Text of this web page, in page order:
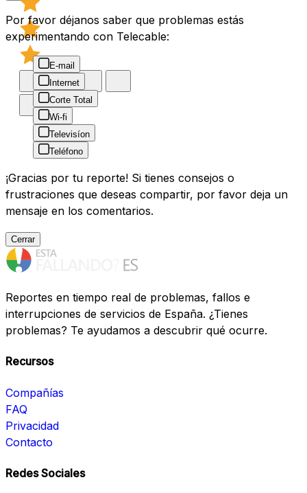
Por favor déjanos saber que problemas estás
experimentando con Telecable:
E-mail
Internet
Corte Total
Wi-fi
Televisíon
Teléfono
¡Gracias por tu reporte! Si tienes consejos o
frustraciones que deseas compartir, por favor deja un
mensaje en los comentarios.
Cerrar
Reportes en tiempo real de problemas, fallos e
interrupciones de servicios de España. ¿Tienes
problemas? Te ayudamos a descubrir qué ocurre.
Recursos
Compañías
FAQ
Privacidad
Contacto
Redes Sociales